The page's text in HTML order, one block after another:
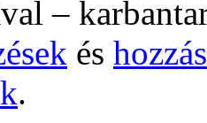
–
és
.